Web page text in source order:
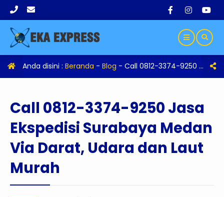
Anda disini : Beranda - Blog - Call 0812-3374-9250 Jasa Ekspedisi Surabaya Medan Via Darat, Udara dan Laut Murah
Call 0812-3374-9250 Jasa
Ekspedisi Surabaya Medan
Via Darat, Udara dan Laut
Murah